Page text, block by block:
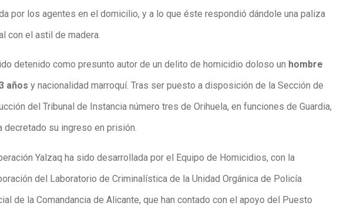
por los agentes en el domicilio, y a lo que éste respondió dándole una paliza
con el astil de madera.
detenido como presunto autor de un delito de homicidio doloso un hombre
años y nacionalidad marroquí. Tras ser puesto a disposición de la Sección de
del Tribunal de Instancia número tres de Orihuela, en funciones de Guardia,
decretado su ingreso en prisión.
Yalzaq ha sido desarrollada por el Equipo de Homicidios, con la
del Laboratorio de Criminalística de la Unidad Orgánica de Policía
de la Comandancia de Alicante, que han contado con el apoyo del Puesto